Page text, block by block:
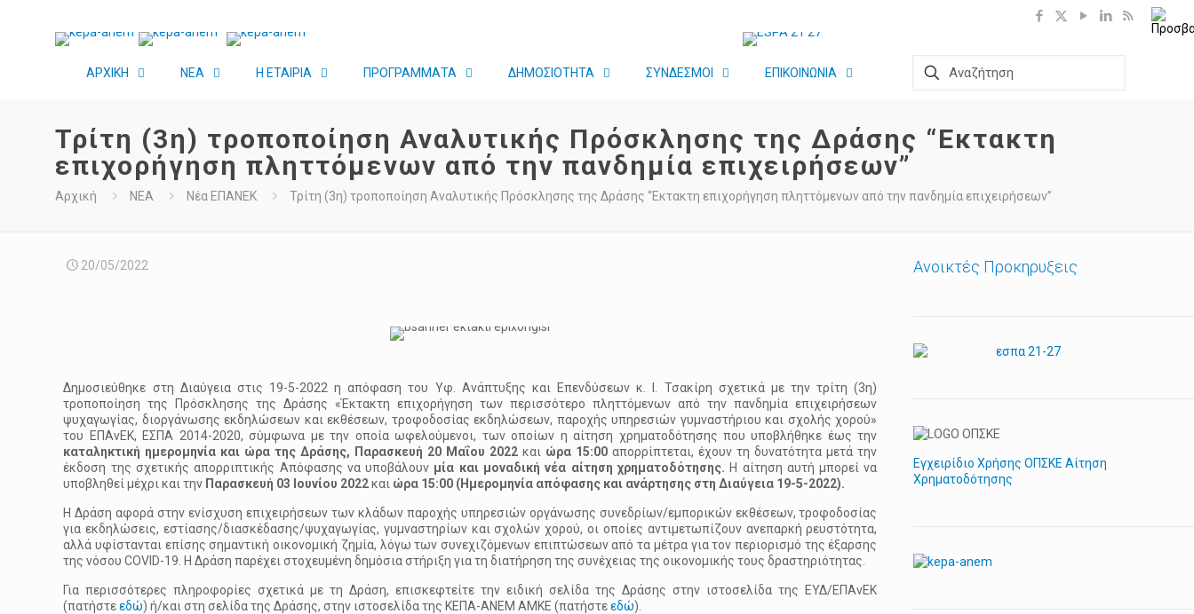
ΑΡΧΙΚΗ ΝΕΑ Η ΕΤΑΙΡΙΑ ΠΡΟΓΡΑΜΜΑΤΑ ΔΗΜΟΣΙΟΤΗΤΑ ΣΥΝΔΕΣΜΟΙ ΕΠΙΚΟΙΝΩΝΙΑ
Τρίτη (3η) τροποποίηση Αναλυτικής Πρόσκλησης της Δράσης “Εκτακτη
επιχορήγηση πληττόμενων από την πανδημία επιχειρήσεων”
Αρχική ΝΕΑ Νέα ΕΠΑΝΕΚ Τρίτη (3η) τροποποίηση Αναλυτικής Πρόσκλησης της Δράσης “Εκτακτη επιχορήγηση πληττόμενων από την πανδημία επιχειρήσεων”
20/05/2022
Δημοσιεύθηκε στη Διαύγεια στις 19-5-2022 η απόφαση του Υφ. Ανάπτυξης και Επενδύσεων κ. Ι. Τσακίρη σχετικά με την τρίτη (3η)
τροποποίηση της Πρόσκλησης της Δράσης «Έκτακτη επιχορήγηση των περισσότερο πληττόμενων από την πανδημία επιχειρήσεων
ψυχαγωγίας, διοργάνωσης εκδηλώσεων και εκθέσεων, τροφοδοσίας εκδηλώσεων, παροχής υπηρεσιών γυμναστήριου και σχολής χορού»
του ΕΠΑνΕΚ, ΕΣΠΑ 2014-2020, σύμφωνα με την οποία ωφελούμενοι, των οποίων η αίτηση χρηματοδότησης που υποβλήθηκε έως την
καταληκτική ημερομηνία και ώρα της Δράσης, Παρασκευή 20 Μαΐου 2022και ώρα 15:00 απορρίπτεται, έχουν τη δυνατότητα μετά την
έκδοση της σχετικής απορριπτικής Απόφασης να υποβάλουν μία και μοναδική νέα αίτηση χρηματοδότησης. Η αίτηση αυτή μπορεί να
υποβληθεί μέχρι και την Παρασκευή 03 Ιουνίου 2022και ώρα 15:00 (Ημερομηνία απόφασης και ανάρτησης στη Διαύγεια 19-5-2022).
Η Δράση αφορά στην ενίσχυση επιχειρήσεων των κλάδων παροχής υπηρεσιών οργάνωσης συνεδρίων/εμπορικών εκθέσεων, τροφοδοσίας
για εκδηλώσεις, εστίασης/διασκέδασης/ψυχαγωγίας, γυμναστηρίων και σχολών χορού, οι οποίες αντιμετωπίζουν ανεπαρκή ρευστότητα,
αλλά υφίστανται επίσης σημαντική οικονομική ζημία, λόγω των συνεχιζόμενων επιπτώσεων από τα μέτρα για τον περιορισμό της έξαρσης
της νόσου COVID-19. Η Δράση παρέχει στοχευμένη δημόσια στήριξη για τη διατήρηση της συνέχειας της οικονομικής τους δραστηριότητας.
Για περισσότερες πληροφορίες σχετικά με τη Δράση, επισκεφτείτε την ειδική σελίδα της Δράσης στην ιστοσελίδα της ΕΥΔ/ΕΠΑνΕΚ
(πατήστεεδώ) ή/και στη σελίδα της Δράσης, στην ιστοσελίδα της ΚΕΠΑ-ΑΝΕΜ ΑΜΚΕ (πατήστεεδώ).
Ανοικτές Προκηρυξεις
Εγχειρίδιο Χρήσης ΟΠΣΚΕ Αίτηση
Χρηματοδότησης